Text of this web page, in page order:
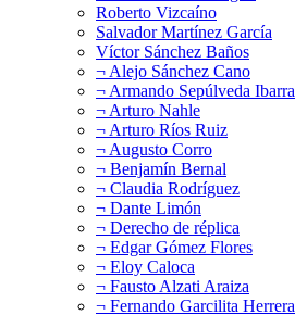
Roberto Vizcaíno
Salvador Martínez García
Víctor Sánchez Baños
¬ Alejo Sánchez Cano
¬ Armando Sepúlveda Ibarra
¬ Arturo Nahle
¬ Arturo Ríos Ruiz
¬ Augusto Corro
¬ Benjamín Bernal
¬ Claudia Rodríguez
¬ Dante Limón
¬ Derecho de réplica
¬ Edgar Gómez Flores
¬ Eloy Caloca
¬ Fausto Alzati Araiza
¬ Fernando Garcilita Herrera